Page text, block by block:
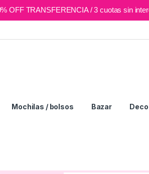
OFF TRANSFERENCIA / 3 cuotas sin
Mochilas / bolsos Bazar